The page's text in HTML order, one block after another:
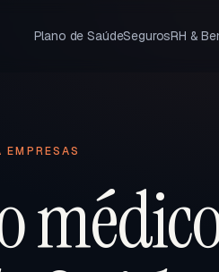
Plano de SaúdeSegurosRH &